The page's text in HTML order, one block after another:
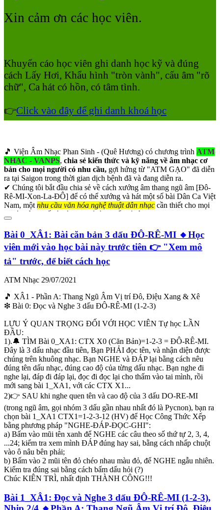
Xin cảm ơn các học viên.
Khuyến cáo học viên ghi danh học kỹ và đúng
cách Lấy Hơi, Khẩu hình "tròn vành", cấu âm "rõ
chữ", Ca hát có hồn, có tâm tình.
👉Click vào đây để ghi danh khoá học
🎵 Viện Âm Nhạc Phan Sinh - (Quê Hương) có chương trình ATM
NHẠC - VANPS, chia sẻ kiến thức và kỹ năng về âm nhạc cơ
bản cho mọi người có nhu cầu, gợi hứng từ "ATM GẠO" đã diễn
ra tại Saigon trong thời gian dịch bệnh đã và đang diễn ra.
✔ Chúng tôi bắt đầu chia sẻ về cách xướng âm thang ngũ âm [Đô-
Rê-MI-Xon-La-ĐÔ] để có thể xướng và hát một số bài Dân Ca Việt
Nam, một nhu cầu văn hóa nghệ thuật dân nhạc cần thiết cho mọi
người dân, nhất là các bạn trẻ từ 5 tuổi trở lên.
XA1[Nhạc Lý Ký Xướng Âm cấp 1] dành cho người chưa biết gì
về âm nhạc.XIN LƯU Ý:Bấm vào đây để tải xuống trước các
bài bạn sắp học. Tốt nhất nên in ra, vì có phần bạn phải làm
bài trên đó.
chỉ cần lòng khao khát và bền
vững kiên trì, thì ai ai cũng sẽ thành công:
🔔 Đây là 3 dấu nhạc đầu tiênCTX X0 (căn bản):
nghe vang lên các âm thanh tương ứng, là chắc chắn bạn sẽ học
nhạc được.
Bạn có thể xuống thẳng Bài 1_XA1, CTX X0, hoặc thử trước ở
đây cũng được
👉Bạn bấm vào nút âm thanhđể bắt đầu nghe, và lặp lại.
Bài 0_XÂ1: Bài căn bản 3 dấu ĐÔ-RÊ-MI 🔸Học
viên mới vào học bài này trước tiên 👉 "Xem mô
tả" trước, để biết cách học
ATM Nhạc 29/07/2021
🎵 XÂ1 - Phần A: Thang Ngũ Âm Vị trí Đô, Điệu Xang & Xê
❇ Bài 0: Đọc và Nghe 3 dấu ĐÔ-RÊ-MI (1-2-3)
LƯU Ý QUAN TRỌNG ĐỐI VỚI HỌC VIÊN Tự học LẦN
ĐẦU:
1).🔔 TÌM Bài 0_XA1: CTX X0 (Căn Bản)=1-2-3 = ĐÔ-RÊ-MI.
Đây là 3 dấu nhạc đầu tiên, Bạn PHẢI đọc tên, và nhận diện được
chúng trên khuông nhạc. Bạn NGHE và ĐÁP lại bằng cách nêu
đúng tên dấu nhạc, đúng cao độ của từng dấu nhạc. Bạn nghe đi
nghe lại, đáp đi đáp lại, đọc đi đọc lại cho thấm vào tai mình, rồi
mới sang bài 1_XA1, với các CTX X1...
2)👉 SAU khi nghe quen tên và cao độ của 3 dấu DO-RE-MI
(trong ngũ âm, gọi nhóm 3 dấu gần nhau nhất đó là Pycnon), bạn ra
chọn bài 1_XA1 CTX1=1-2-3-12 (HV) để Học Công Thức Xếp
bằng phương pháp "NGHE-ĐÁP-ĐỌC-GHI":
a) Bấm vào mũi tên xanh để NGHE các câu theo số thứ tự 2, 3, 4,
...24; kiểm tra xem mình ĐÁP đúng hay sai, bằng cách nhấp chuột
vào ô nâu bên phải;
b) Bấm vào 2 mũi tên đỏ chéo nhau màu đỏ, để NGHE ngẫu nhiên.
Kiểm tra đúng sai bằng cách bấm dấu hỏi (?)
Chúc KIÊN TRÌ, nhất định THÀNH CÔNG!!!
Bài 1_XÂ1: Đọc và Nghe 3 dấu ĐÔ-RÊ-MI (1-2-3),